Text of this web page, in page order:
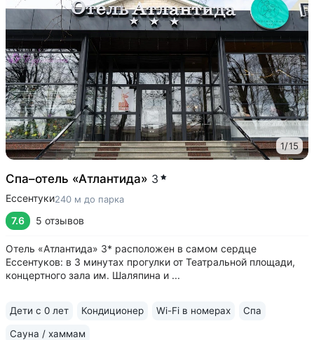
1/15
Спа–отель «Атлантида» 3
Ессентуки240 м до парка
7.6 5 отзывов
Отель «Атлантида» 3* расположен в самом сердце
Ессентуков: в 3 минутах прогулки от Театральной площади,
концертного зала им. Шаляпина и ...
Дети с 0 лет Кондиционер Wi-Fi в номерах Спа
Сауна / хаммам